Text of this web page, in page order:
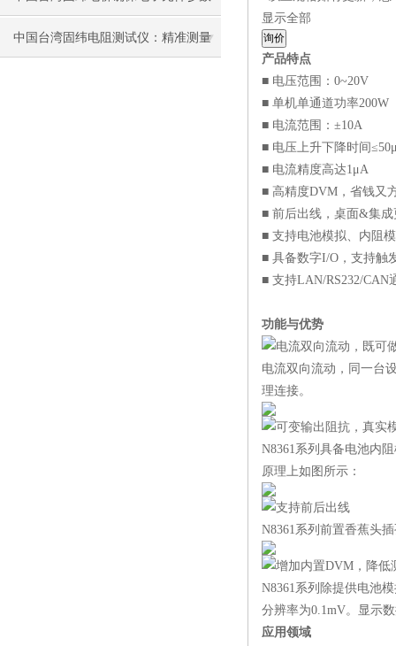
的准确评估
中国台湾固纬电阻测试仪：精准测量
显示全部
询价
产品特点
■ 电压范围：0~20V
■ 单机单通道功率200W
■ 电流范围：±10A
■ 电压上升下降时间
■ 电流精度高达1μA
■ 高精度DVM，省钱又
■ 前后出线，桌面&集成
■ 支持电池模拟、内阻
■ 具备数字I/O，支持触
■ 支持LAN/RS232/CAN
功能与优势
电流双向流动，既可
电流双向流动，同一台
理连接。
可变输出阻抗，真实
N8361系列具备电池内
原理上如图所示：
支持前后出线
N8361系列前置香蕉头
增加内置DVM，降低
N8361系列除提供电池
分辨率为0.1mV。显示
应用领域